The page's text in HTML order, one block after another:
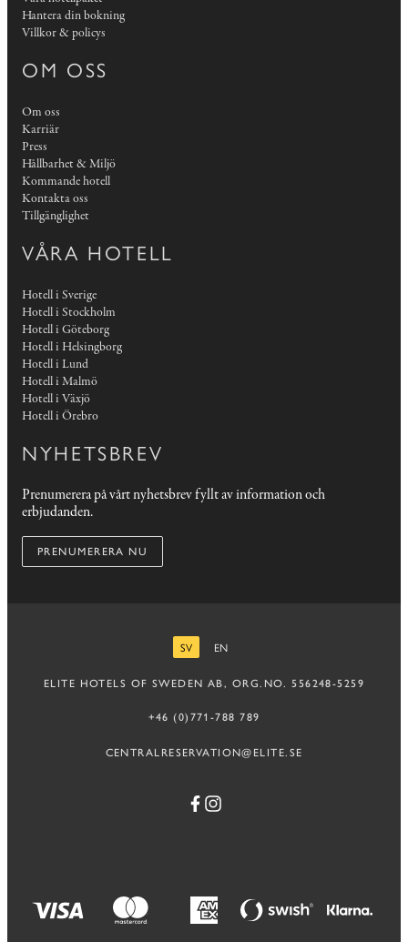
Hantera din bokning
Villkor & policys
OM OSS
Om oss
Karriär
Press
Hållbarhet & Miljö
Kommande hotell
Kontakta oss
Tillgänglighet
VÅRA HOTELL
Hotell i Sverige
Hotell i Stockholm
Hotell i Göteborg
Hotell i Helsingborg
Hotell i Lund
Hotell i Malmö
Hotell i Växjö
Hotell i Örebro
NYHETSBREV
Prenumerera på vårt nyhetsbrev fyllt av information och
erbjudanden.
PRENUMERERA NU
SV
EN
ELITE HOTELS OF SWEDEN AB, ORG.NO. 556248-5259
+46 (0)771-788 789
CENTRALRESERVATION@ELITE.SE